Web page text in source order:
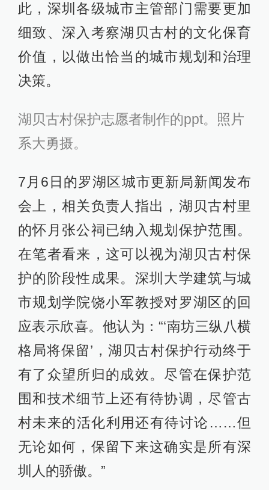
此，深圳各级城市主管部门需要更加
细致、深入考察湖贝古村的文化保育
价值，以做出恰当的城市规划和治理
决策。
湖贝古村保护志愿者制作的ppt。照片
系大勇摄。
7月6日的罗湖区城市更新局新闻发布
会上，相关负责人指出，湖贝古村里
的怀月张公祠已纳入规划保护范围。
在笔者看来，这可以视为湖贝古村保
护的阶段性成果。深圳大学建筑与城
市规划学院饶小军教授对罗湖区的回
应表示欣喜。他认为：“‘南坊三纵八横
格局将保留’，湖贝古村保护行动终于
有了众望所归的成效。尽管在保护范
围和技术细节上还有待协调，尽管古
村未来的活化利用还有待讨论……但
无论如何，保留下来这确实是所有深
圳人的骄傲。”